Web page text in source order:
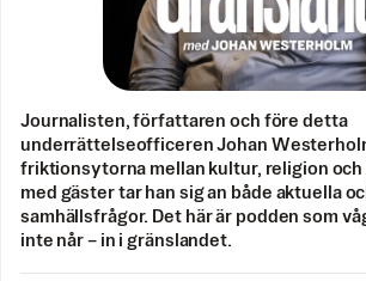
Journalisten, författaren och före detta
underrättelseofficeren Johan
friktionsytorna mellan kultur, religion och
med gäster tar han sig an både aktuella
samhällsfrågor. Det här är podden som
inte når – in i gränslandet.